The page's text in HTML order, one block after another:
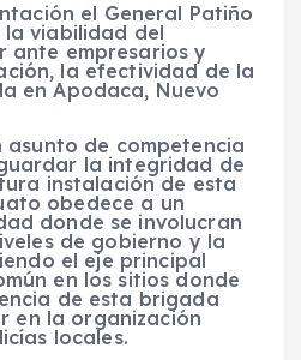
el General Patiño
la viabilidad del
ante empresarios y
la efectividad de la
en Apodaca, Nuevo
de competencia
la integridad de
instalación de esta
obedece a un
donde se involucran
de gobierno y la
el eje principal
en los sitios donde
de esta brigada
en la organización
locales.